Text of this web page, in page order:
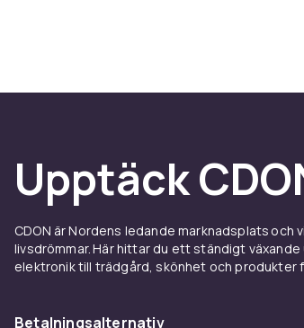
Upptäck
CDON är Nordens ledande marknadsplats
livsdrömmar. Här hittar du ett ständigt
elektronik till trädgård, skönhet och produkter
Betalningsalternativ